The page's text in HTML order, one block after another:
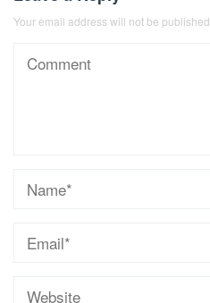
Your email address will not be published.